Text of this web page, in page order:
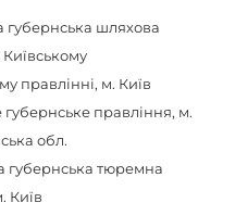
губернська шляхова
Київському
правлінні, м. Київ
губернське правління, м.
обл.
губернська тюремна
Київ